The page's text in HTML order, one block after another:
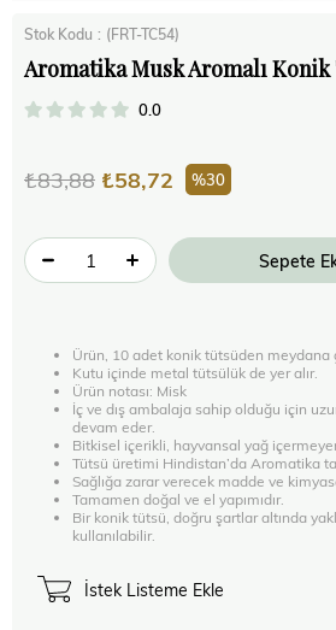
Stok Kodu (FRT-TC54)
Aromatika Musk Aromalı
0.0
₺83,88 ₺58,72 30
Ürün, 10 adet konik tütsüden meydana
Kutu içinde metal tütsülük de yer alır.
Ürün notası: Misk
İç ve dış ambalaja sahip olduğu için
devam eder.
Bitkisel içerikli, hayvansal yağ
Tütsü üretimi Hindistan’da Aromatika
Sağlığa zarar verecek madde ve
Tamamen doğal ve el yapımıdır.
Bir konik tütsü, doğru şartlar altında
kullanılabilir.
İstek Listeme Ekle